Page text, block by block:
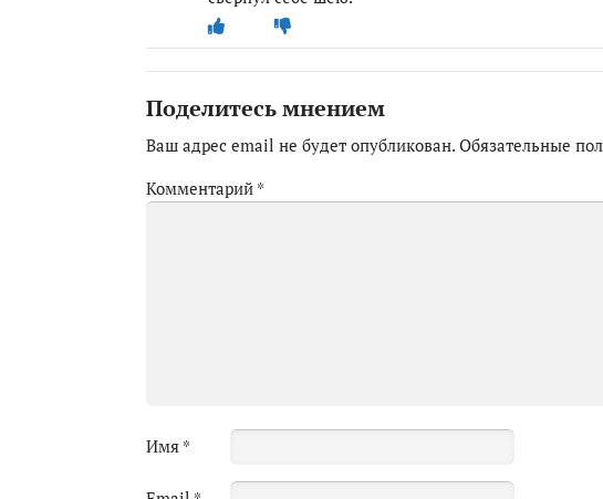
Поделитесь мнением
Ваш адрес email не будет опубликован. Обязательные
Комментарий *
Имя *